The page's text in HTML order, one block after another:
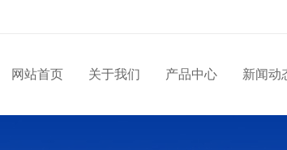
网站首页 关于我们 产品中心 新闻动